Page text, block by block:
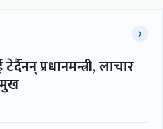
प्रधानमन्त्री, लाचार